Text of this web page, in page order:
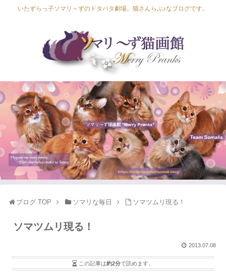
いたずらっ子ソマリ～ずのドタバタ劇場。猫さんらぶ♪なブログです。
Lapis Luna
Lucia Lino
Lycka Leal
Laula
ブログ TOP ソマリな毎日 ソマツムリ現る！
ソマツムリ現る！
2013.07.08
この記事は約2分で読めます。